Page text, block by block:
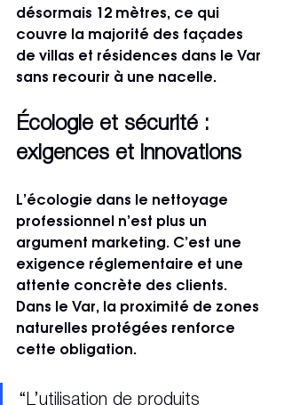
désormais 12 mètres, ce qui
couvre la majorité des façades
de villas et résidences dans le Var
sans recourir à une nacelle.
Écologie et sécurité :
exigences et innovations
L’écologie dans le nettoyage
professionnel n’est plus un
argument marketing. C’est une
exigence réglementaire et une
attente concrète des clients.
Dans le Var, la proximité de zones
naturelles protégées renforce
cette obligation.
“L’utilisation de produits